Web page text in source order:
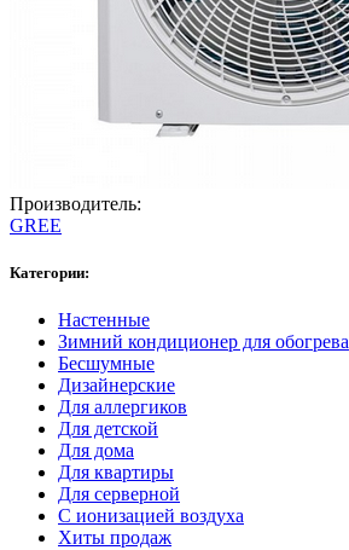
Производитель:
GREE
Категории:
Настенные
Зимний кондиционер для обогрева
Бесшумные
Дизайнерские
Для аллергиков
Для детской
Для дома
Для квартиры
Для серверной
С ионизацией воздуха
Хиты продаж